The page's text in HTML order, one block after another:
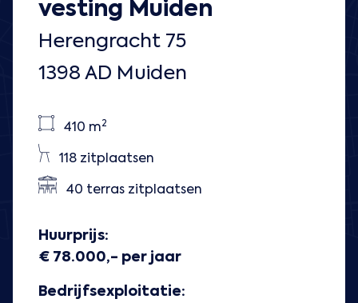
vesting Muiden
Herengracht 75
1398 AD Muiden
410 m2
118 zitplaatsen
40 terras zitplaatsen
Huurprijs:
€ 78.000,- per jaar
Bedrijfsexploitatie: